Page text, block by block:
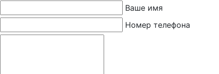
Ваше имя
Номер телефона